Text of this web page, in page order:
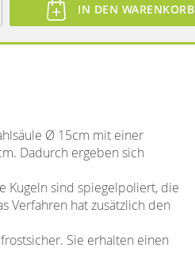
IN DEN WARENKORB
Ø 15cm mit einer
Dadurch ergeben sich
Kugeln sind spiegelpoliert, die
Verfahren hat zusätzlich den
Sie erhalten einen